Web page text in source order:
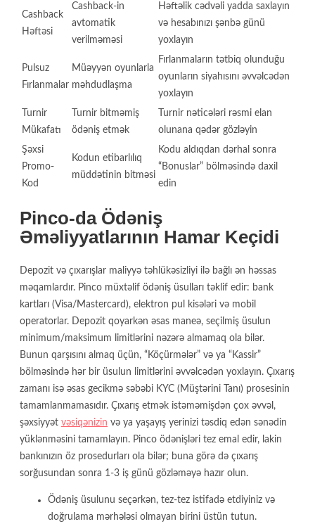
Cashback
Həftəsi
Cashback-in
avtomatik
verilməməsi
Həftəlik cədvəli yadda saxlayın
və hesabınızı şənbə günü
yoxlayın
Pulsuz
Fırlanmalar
Müəyyən oyunlarla
məhdudlaşma
Fırlanmaların tətbiq olunduğu
oyunların siyahısını əvvəlcədən
yoxlayın
Turnir
Mükafatı
Turnir bitməmiş
ödəniş etmək
Turnir nəticələri rəsmi elan
olunana qədər gözləyin
Şəxsi
Promo-
Kod
Kodun etibarlılıq
müddətinin bitməsi
Kodu aldıqdan dərhal sonra
“Bonuslar” bölməsində daxil
edin
Pinco-da Ödəniş
Əməliyyatlarının Hamar Keçidi
Depozit və çıxarışlar maliyyə təhlükəsizliyi ilə bağlı ən həssas
məqamlardır. Pinco müxtəlif ödəniş üsulları təklif edir: bank
kartları (Visa/Mastercard), elektron pul kisələri və mobil
operatorlar. Depozit qoyarkən əsas maneə, seçilmiş üsulun
minimum/maksimum limitlərini nəzərə almamaq ola bilər.
Bunun qarşısını almaq üçün, “Köçürmələr” və ya “Kassir”
bölməsində hər bir üsulun limitlərini əvvəlcədən yoxlayın. Çıxarış
zamanı isə əsas gecikmə səbəbi KYC (Müştərini Tanı) prosesinin
tamamlanmamasıdır. Çıxarış etmək istəməmişdən çox əvvəl,
şəxsiyyət vəsiqənizin və ya yaşayış yerinizi təsdiq edən sənədin
yüklənməsini tamamlayın. Pinco ödənişləri tez emal edir, lakin
bankınızın öz prosedurları ola bilər; buna görə də çıxarış
sorğusundan sonra 1-3 iş günü gözləməyə hazır olun.
Ödəniş üsulunu seçərkən, tez-tez istifadə etdiyiniz və
doğrulama mərhələsi olmayan birini üstün tutun.